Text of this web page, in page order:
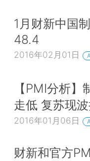
1月财新中国
48.4
2016年02月01日
【PMI分析
走低 复苏现
2016年01月06日
财新和官方